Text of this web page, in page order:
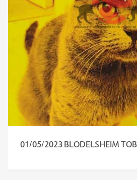
01/05/2023 BLODELSHEIM